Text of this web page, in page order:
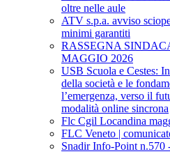
oltre nelle aule
ATV s.p.a. avviso
minimi garantiti
RASSEGNA
MAGGIO 2026
USB Scuola e Cestes:
della società e le
l’emergenza, verso il
modalità online sincrona
Flc Cgil Locandina
FLC Veneto |
Snadir Info-Point n.570